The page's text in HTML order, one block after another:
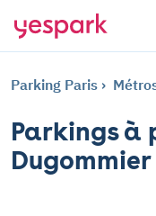
Parking Paris
Parkings à